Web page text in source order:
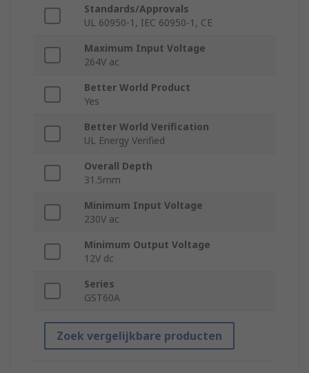
Standards/Approvals
UL 60950-1, IEC 60950-1, CE
Maximum Input Voltage
264V ac
Better World Product
Yes
Better World Verification
UL Energy Verified
Overall Depth
31.5mm
Minimum Input Voltage
230V ac
Minimum Output Voltage
12V dc
Series
GST60A
Zoek vergelijkbare producten